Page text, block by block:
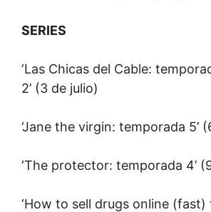
SERIES
‘Las Chicas del Cable:
2’ (3 de julio)
‘Jane the virgin: temporada 5’
‘The protector: temporada 4’
‘How to sell drugs online (fast)